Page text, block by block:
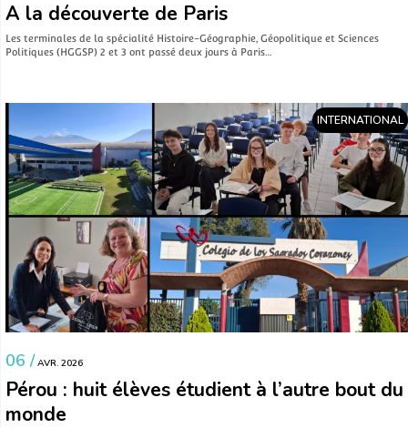
A la découverte de Paris
Les terminales de la spécialité Histoire-Géographie, Géopolitique et Sciences
Politiques (HGGSP) 2 et 3 ont passé deux jours à Paris…
INTERNATIONAL
06 / AVR. 2026
Pérou : huit élèves étudient à l’autre bout du
monde